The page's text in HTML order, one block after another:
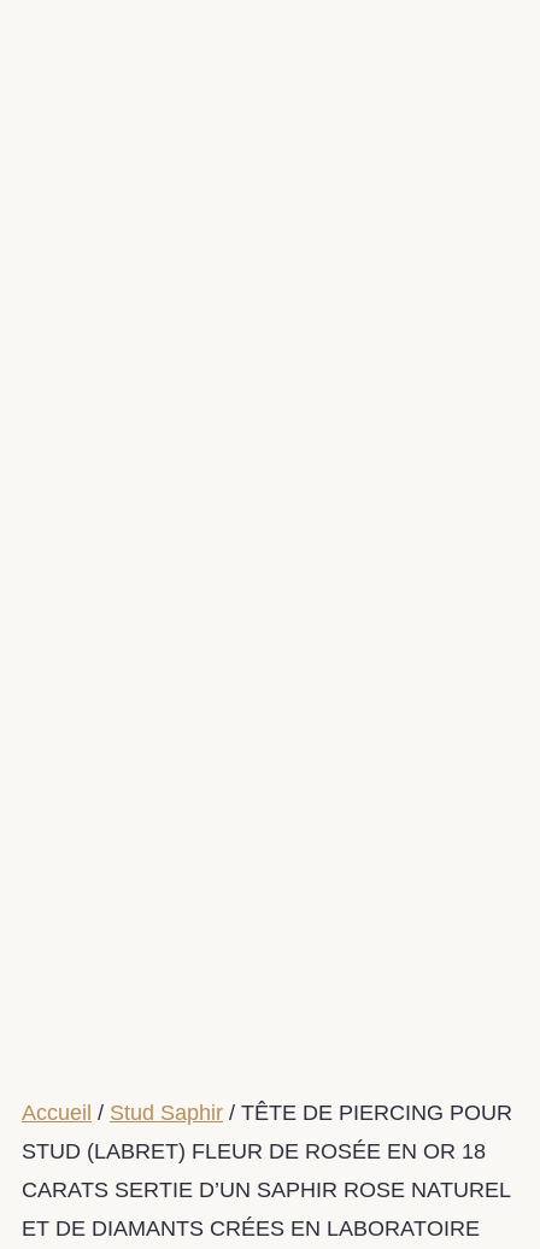
Accueil / Stud Saphir / TÊTE DE PIERCING POUR
STUD (LABRET) FLEUR DE ROSÉE EN OR 18
CARATS SERTIE D’UN SAPHIR ROSE NATUREL
ET DE DIAMANTS CRÉES EN LABORATOIRE